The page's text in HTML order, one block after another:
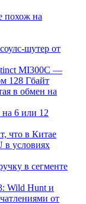
похож на
шутер от
MI300C —
128 Гбайт
в обмен на
6 или 12
что в Китае
в условиях
в сегменте
Wild Hunt и
от